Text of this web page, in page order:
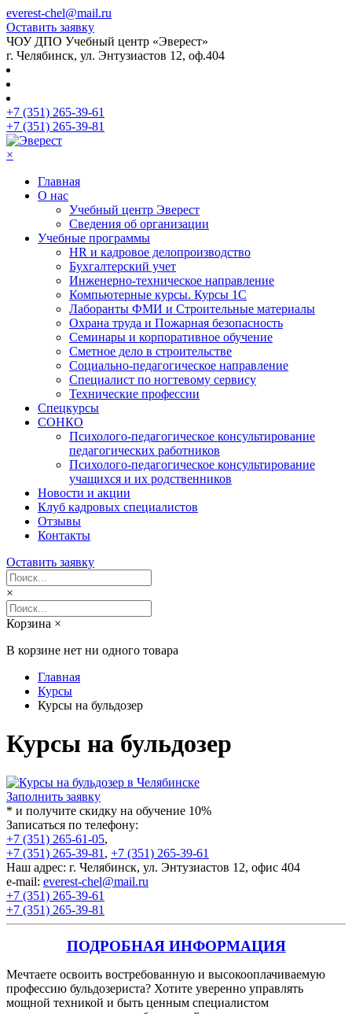
everest-chel@mail.ru
Оставить заявку
ЧОУ ДПО Учебный центр «Эверест»
г. Челябинск, ул. Энтузиастов 12, оф.404
+7 (351) 265-39-61
+7 (351) 265-39-81
×
Главная
О нас
Учебный центр Эверест
Сведения об организации
Учебные программы
HR и кадровое делопроизводство
Бухгалтерский учет
Инженерно-техническое направление
Компьютерные курсы. Курсы 1С
Лаборанты ФМИ и Строительные материалы
Охрана труда и Пожарная безопасность
Семинары и корпоративное обучение
Сметное дело в строительстве
Социально-педагогическое направление
Специалист по ногтевому сервису
Технические профессии
Спецкурсы
СОНКО
Психолого-педагогическое консультирование
педагогических работников
Психолого-педагогическое консультирование
учащихся и их родственников
Новости и акции
Клуб кадровых специалистов
Отзывы
Контакты
Оставить заявку
×
Корзина ×
В корзине нет ни одного товара
Главная
Курсы
Курсы на бульдозер
Курсы на бульдозер
Заполнить заявку
* и получите скидку на обучение 10%
Записаться по телефону:
+7 (351) 265-61-05,
+7 (351) 265-39-81 , +7 (351) 265-39-61
Наш адрес: г. Челябинск, ул. Энтузиастов 12, офис 404
e-mail: everest-chel@mail.ru
+7 (351) 265-39-61
+7 (351) 265-39-81
ПОДРОБНАЯ ИНФОРМАЦИЯ
Мечтаете освоить востребованную и высокооплачиваемую
профессию бульдозериста? Хотите уверенно управлять
мощной техникой и быть ценным специалистом